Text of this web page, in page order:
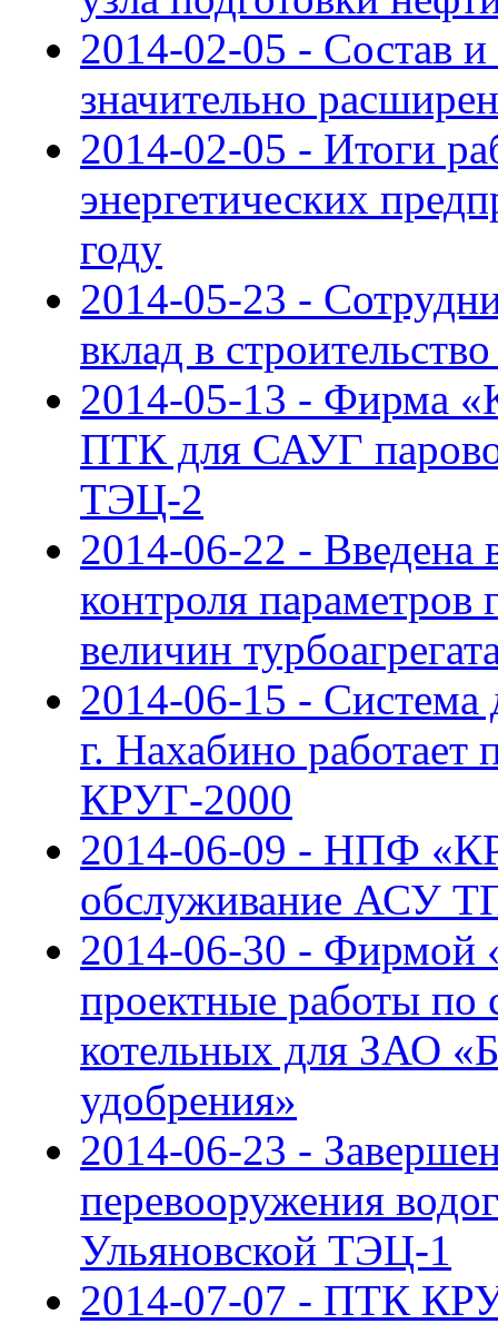
2014-02-05 - Состав
значительно
2014-02-05 - Итоги
энергетических
году
2014-05-23 -
вклад в
2014-05-13 - Фирма
ПТК для САУГ
ТЭЦ-2
2014-06-22 - Введена
контроля параметров
величин
2014-06-15 - Система
г. Нахабино
КРУГ-2000
2014-06-09 - НПФ
обслуживание АСУ
2014-06-30 - Фирмой
проектные работы по
котельных для ЗАО
удобрения»
2014-06-23 -
перевооружения
Ульяновской ТЭЦ-1
2014-07-07 - ПТК